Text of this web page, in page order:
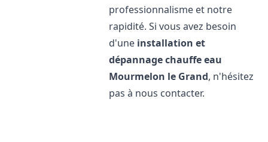
professionnalisme et notre
rapidité. Si vous avez besoin
d'une installation et
dépannage chauffe eau
Mourmelon le Grand, n'hésitez
pas à nous contacter.